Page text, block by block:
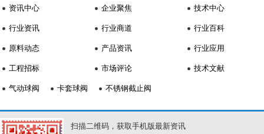
资讯中心
行业资讯
原料动态
工程招标
企业聚焦
行业商道
产品资讯
市场评论
技术中心
行业百科
行业应用
技术文献
气动球阀 卡套球阀 不锈钢截止阀
扫描二维码，获取手机版最新资讯